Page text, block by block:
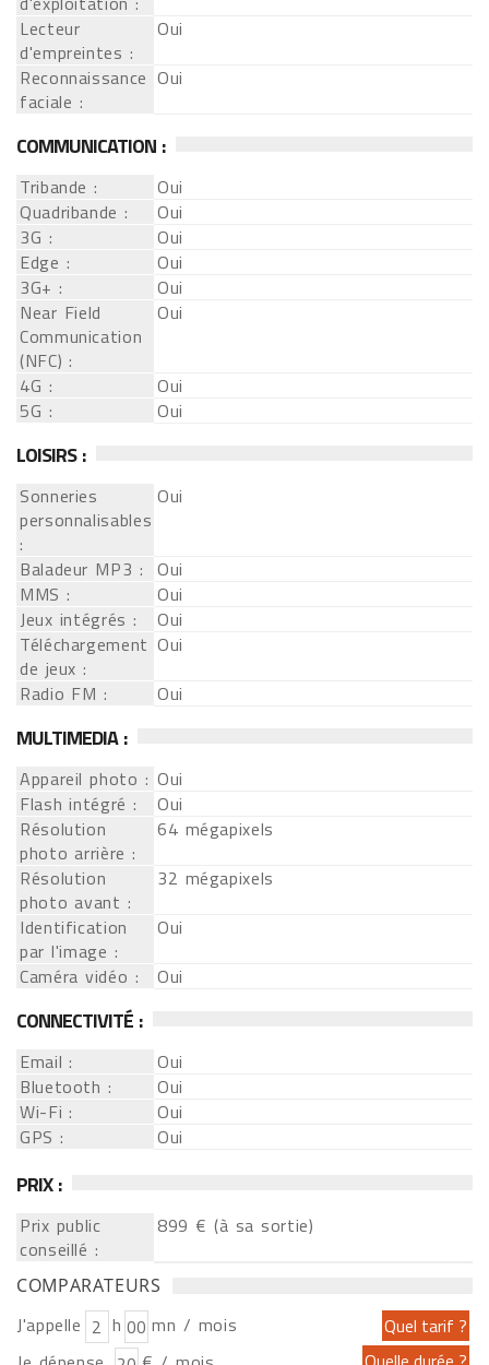
Lecteur
d'empreintes :
Oui
Reconnaissance
faciale :
Oui
COMMUNICATION :
Tribande :
Oui
Quadribande :
Oui
3G :
Oui
Edge :
Oui
3G+ :
Oui
Near Field
Communication
(NFC) :
Oui
4G :
Oui
5G :
Oui
LOISIRS :
Sonneries
personnalisables
:
Oui
Baladeur MP3 : Oui
MMS :
Oui
Jeux intégrés :
Oui
Téléchargement
de jeux :
Oui
Radio FM :
Oui
MULTIMEDIA :
Appareil photo : Oui
Flash intégré :
Oui
Résolution
photo arrière :
64 mégapixels
Résolution
photo avant :
32 mégapixels
Identification
par l'image :
Oui
Caméra vidéo :
Oui
CONNECTIVITÉ :
Email :
Oui
Bluetooth :
Oui
Wi-Fi :
Oui
GPS :
Oui
PRIX :
Prix public
conseillé :
899 € (à sa sortie)
COMPARATEURS
J'appelle h
mn / mois